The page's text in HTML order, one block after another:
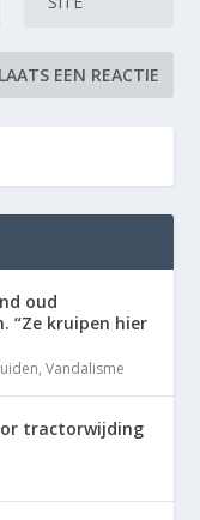
oud
“Ze kruipen hier
,Vandalisme
tractorwijding